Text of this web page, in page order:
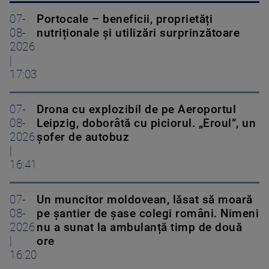
07-
08-
2026
17:03
Portocale – beneficii, proprietăți
nutriționale și utilizări surprinzătoare
07-
08-
2026
16:41
Drona cu explozibil de pe Aeroportul
Leipzig, doborâtă cu piciorul. „Eroul”, un
șofer de autobuz
07-
08-
2026
16:20
Un muncitor moldovean, lăsat să moară
pe șantier de șase colegi români. Nimeni
nu a sunat la ambulanță timp de două
ore